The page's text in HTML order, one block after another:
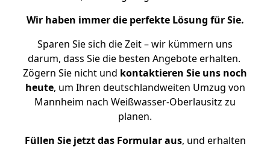
Wir haben immer die perfekte Lösung für Sie.
Sparen Sie sich die Zeit – wir kümmern uns
darum, dass Sie die besten Angebote erhalten.
Zögern Sie nicht und kontaktieren Sie uns noch
heute, um Ihren deutschlandweiten Umzug von
Mannheim nach Weißwasser-Oberlausitz zu
planen.
Füllen Sie jetzt das Formular aus, und erhalten